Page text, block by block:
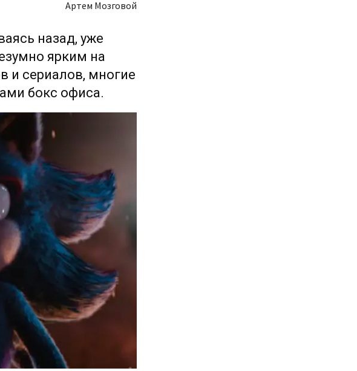
Артем Мозговой
назад, уже
ярким на
и сериалов, многие
бокс офиса.